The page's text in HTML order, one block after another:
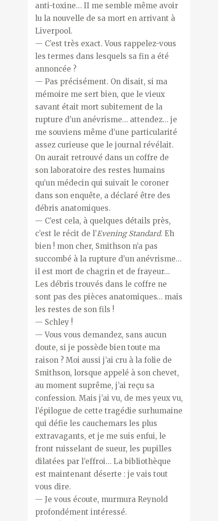
anti-toxine… II me semble même avoir
lu la nouvelle de sa mort en arrivant à
Liverpool.
— C’est très exact. Vous rappelez-vous
les termes dans lesquels sa fin a été
annoncée ?
— Pas précisément. On disait, si ma
mémoire me sert bien, que le vieux
savant était mort subitement de la
rupture d’un anévrisme… attendez… je
me souviens même d’une particularité
assez curieuse que le journal révélait.
On aurait retrouvé dans un coffre de
son laboratoire des restes humains
qu’un médecin qui suivait le coroner
dans son enquête, a déclaré être des
débris anatomiques.
— C’est cela, à quelques détails près,
c’est le récit de l’Evening Standard. Eh
bien ! mon cher, Smithson n’a pas
succombé à la rupture d’un anévrisme…
il est mort de chagrin et de frayeur…
Les débris trouvés dans le coffre ne
sont pas des pièces anatomiques… mais
les restes de son fils !
— Schley !
— Vous vous demandez, sans aucun
doute, si je possède bien toute ma
raison ? Moi aussi j’ai cru à la folie de
Smithson, lorsque appelé à son chevet,
au moment suprême, j’ai reçu sa
confession. Mais j’ai vu, de mes yeux vu,
l’épilogue de cette tragédie surhumaine
qui défie les cauchemars les plus
extravagants, et je me suis enfui, le
front ruisselant de sueur, les pupilles
dilatées par l’effroi… La bibliothèque
est maintenant déserte : je vais tout
vous dire.
— Je vous écoute, murmura Reynold
profondément intéressé.